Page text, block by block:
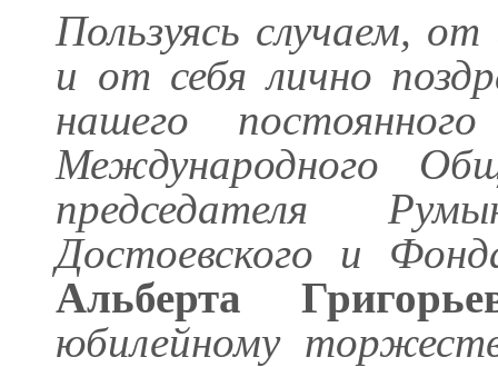
Пользуясь случаем,
и от себя лично
нашего
Международного
председателя
Достоевского и
Альберта
юбилейному